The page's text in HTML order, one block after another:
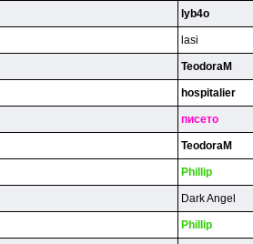
lyb4o
lasi
TeodoraM
hospitalier
пиceтo
TeodoraM
Phillip
Dark Angel
Phillip